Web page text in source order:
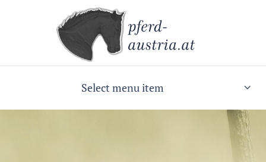
Select menu item